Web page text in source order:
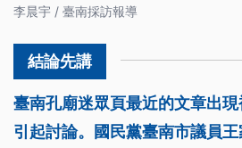
李晨宇 / 臺南採訪報導
臺南孔廟迷眾頁最近的文章出
引起討論。國民黨臺南市議員